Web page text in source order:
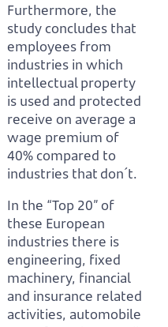
Furthermore, the
study concludes that
employees from
industries in which
intellectual property
is used and protected
receive on average a
wage premium of
40% compared to
industries that don´t.
In the “Top 20” of
these European
industries there is
engineering, fixed
machinery, financial
and insurance related
activities, automobile